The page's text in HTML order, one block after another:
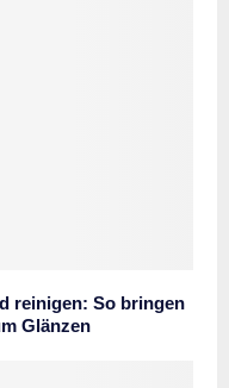
reinigen: So bringen
Glänzen